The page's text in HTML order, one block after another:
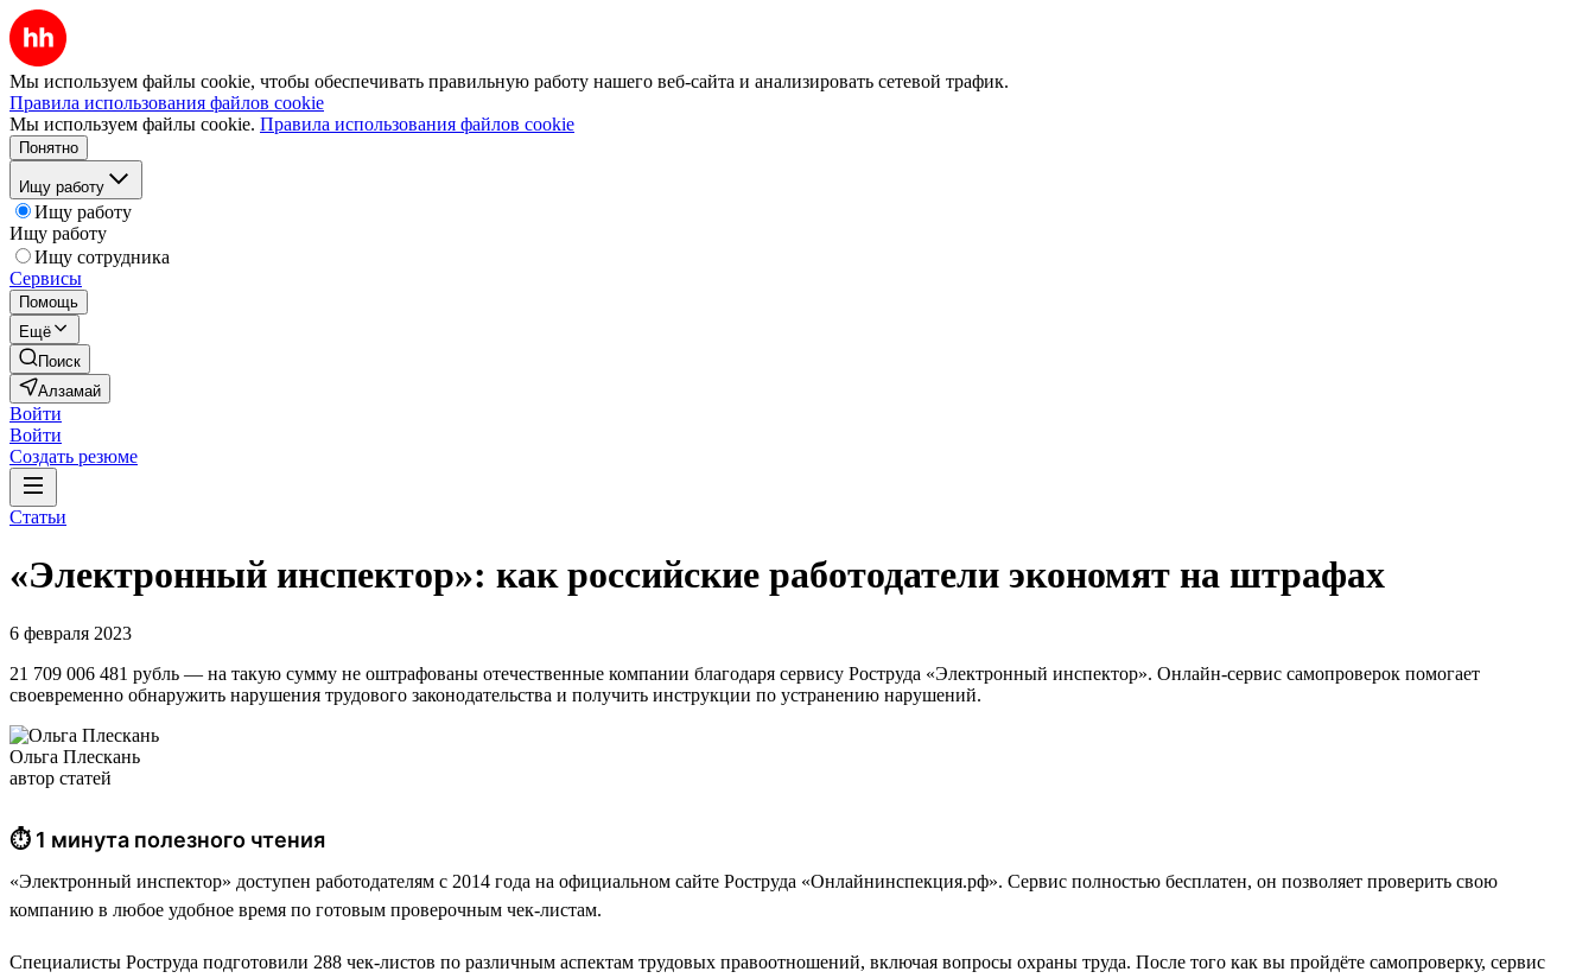
Мы используем файлы cookie, чтобы обеспечивать правильную работу нашего веб-сайта и анализировать сетевой трафик.
Правила использования файлов cookie
Мы используем файлы cookie. Правила использования файлов cookie
Понятно
Ищу работу
Ищу работу
Ищу работу
Ищу сотрудника
Сервисы
Помощь
Ещё
Поиск
Алзамай
Войти
Войти
Создать резюме
Статьи
«Электронный инспектор»: как российские работодатели экономят на штрафах
6 февраля 2023
21 709 006 481 рубль — на такую сумму не оштрафованы отечественные компании благодаря сервису Роструда «Электронный инспектор». Онлайн-сервис самопроверок помогает
своевременно обнаружить нарушения трудового законодательства и получить инструкции по устранению нарушений.
Ольга Плескань
автор статей
⏱ 1 минута полезного чтения
«Электронный инспектор» доступен работодателям с 2014 года на официальном сайте Роструда «Онлайнинспекция.рф». Сервис полностью бесплатен, он позволяет проверить свою
компанию в любое удобное время по готовым проверочным чек-листам.
Специалисты Роструда подготовили 288 чек-листов по различным аспектам трудовых правоотношений, включая вопросы охраны труда. После того как вы пройдёте самопроверку, сервис